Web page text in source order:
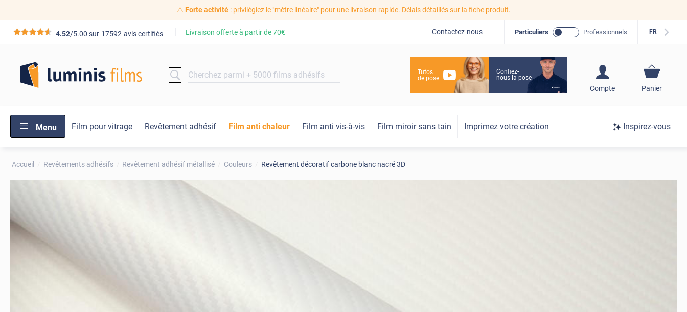
⚠️ Forte activité: privilégiez le "mètre linéaire" pour une livraison rapide. Délais détaillés sur la fiche produit.
*****4.52/5.00 sur 17592 avis certifiés Livraison offerte à partir de70€ Contactez-nous Particuliers Professionnels FR
Tutos
de pose
Confiez-
nous la pose
Compte
S'inscrire / Se
Panier
Menu Film pour vitrage Revêtement adhésif Film anti chaleur Film anti vis-à-vis Film miroir sans tain Imprimez votre création Inspirez-vous
Accueil Revêtements adhésifs Revêtement adhésif métallisé Couleurs Revêtement décoratif carbone blanc nacré 3D